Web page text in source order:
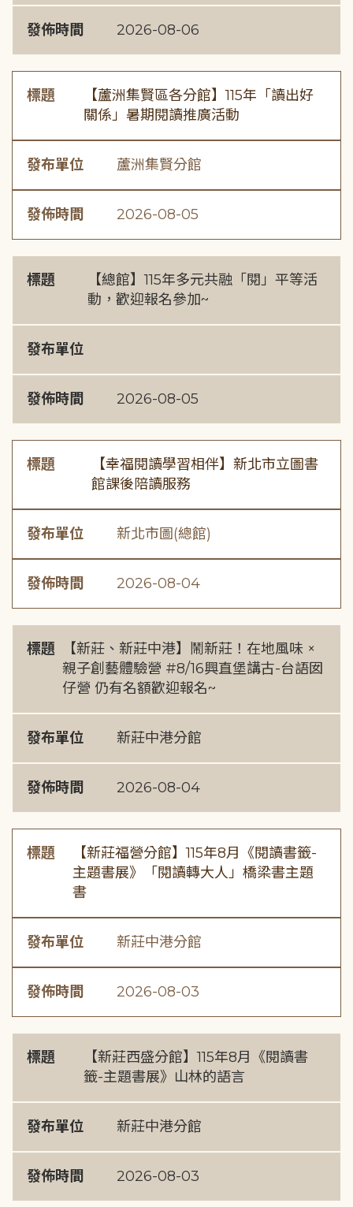
發佈時間 2026-08-06
標題
【蘆洲集賢區各分館】115年「讀出好
關係」暑期閱讀推廣活動
發布單位 蘆洲集賢分館
發佈時間 2026-08-05
標題
【總館】115年多元共融「閱」平等活
動，歡迎報名參加~
發布單位
發佈時間 2026-08-05
標題
【幸福閱讀學習相伴】新北市立圖書
館課後陪讀服務
發布單位 新北市圖(總館)
發佈時間 2026-08-04
標題
【新莊、新莊中港】鬧新莊！在地風味 ×
親子創藝體驗營 #8/16興直堡講古-台語囡
仔營 仍有名額歡迎報名~
發布單位 新莊中港分館
發佈時間 2026-08-04
標題
【新莊福營分館】115年8月《閱讀書籤-
主題書展》「閱讀轉大人」橋梁書主題
書
發布單位 新莊中港分館
發佈時間 2026-08-03
標題
【新莊西盛分館】115年8月《閱讀書
籤-主題書展》山林的語言
發布單位 新莊中港分館
發佈時間 2026-08-03